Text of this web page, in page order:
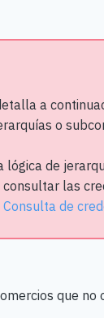
a
o
de
las
Consulta de
que